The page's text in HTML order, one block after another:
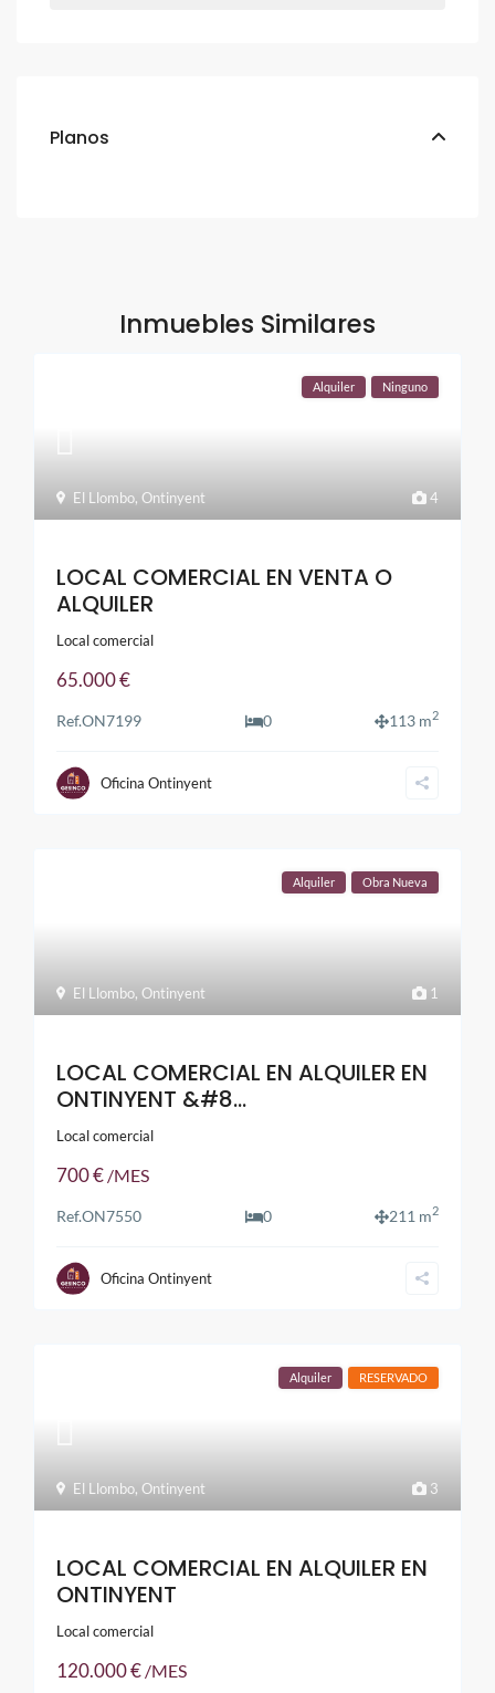
Planos
Inmuebles Similares
4
El Llombo,Ontinyent
Alquiler Ninguno
LOCAL COMERCIAL EN VENTA O
ALQUILER
Local comercial
65.000 €
Ref.ON7199 0 113 m2
Oficina Ontinyent
1
El Llombo,Ontinyent
Alquiler Obra Nueva
LOCAL COMERCIAL EN ALQUILER EN
ONTINYENT &#8...
Local comercial
700 € /MES
Ref.ON7550 0 211 m2
Oficina Ontinyent
3
El Llombo,Ontinyent
Alquiler RESERVADO
LOCAL COMERCIAL EN ALQUILER EN
ONTINYENT
Local comercial
120.000 € /MES